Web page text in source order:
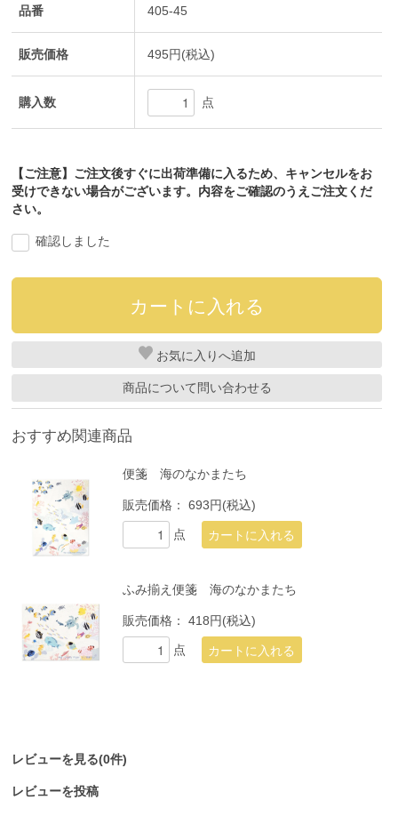
品番 405-45
販売価格 495円(税込)
購入数 点
【ご注意】ご注文後すぐに出荷準備に入るため、キャンセルをお
受けできない場合がございます。内容をご確認のうえご注文くだ
さい。
確認しました
お気に入り
商品について問い合わせる
おすすめ関連商品
便箋 海のなかまたち
販売価格：693円(税込)
点
ふみ揃え便箋 海のなかまたち
販売価格：418円(税込)
点
レビューを見る(0件)
レビューを投稿